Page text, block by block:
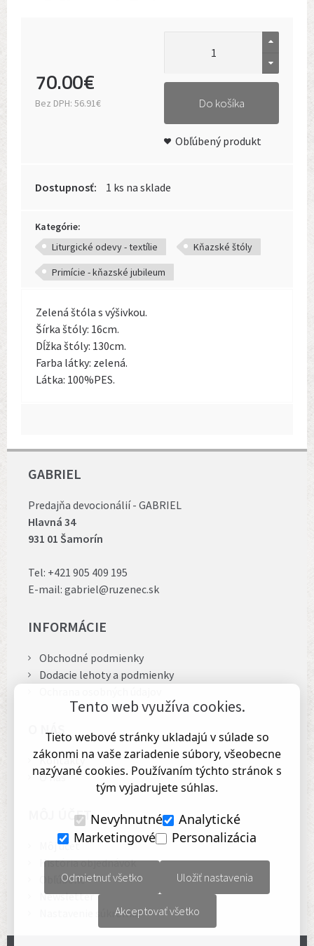
70.00€
Bez DPH: 56.91€ Do košíka
Obľúbený produkt
Dostupnosť: 1 ks na sklade
Kategórie:
Liturgické odevy - textílie
Kňazské štóly
Primície - kňazské jubileum
Zelená štóla s výšivkou.
Šírka štóly: 16cm.
Dĺžka štóly: 130cm.
Farba látky: zelená.
Látka: 100%PES.
GABRIEL
Predajňa devocionálií - GABRIEL
Hlavná 34
931 01 Šamorín
Tel: +421 905 409 195
E-mail: gabriel@ruzenec.sk
INFORMÁCIE
Obchodné podmienky
Dodacie lehoty a podmienky
O NÁS
Kontakty
O nás
MÔJ ÚČET
Môj účet
História objednávok
Obľúbené
Newsletter
Nastavenie súkromia
Tento web využíva cookies.
Tieto webové stránky ukladajú v súlade so
zákonmi na vaše zariadenie súbory, všeobecne
nazývané cookies. Používaním týchto stránok s
tým vyjadrujete súhlas.
Nevyhnutné
Analytické
Marketingové
Personalizácia
Odmietnuť všetko Uložiť nastavenia
Akceptovať všetko